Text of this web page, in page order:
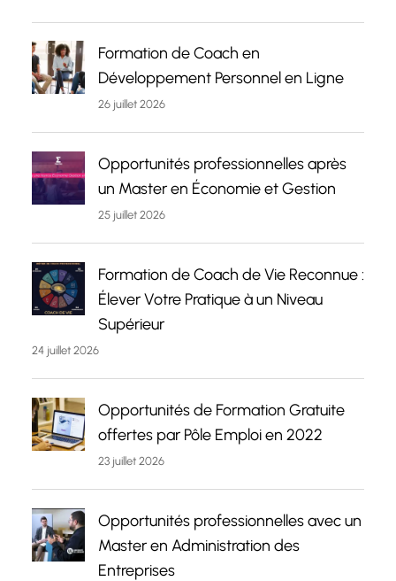
Formation de Coach en
Développement Personnel en Ligne
26 juillet 2026
Opportunités professionnelles après
un Master en Économie et Gestion
25 juillet 2026
Formation de Coach de Vie Reconnue :
Élever Votre Pratique à un Niveau
Supérieur
24 juillet 2026
Opportunités de Formation Gratuite
offertes par Pôle Emploi en 2022
23 juillet 2026
Opportunités professionnelles avec un
Master en Administration des
Entreprises